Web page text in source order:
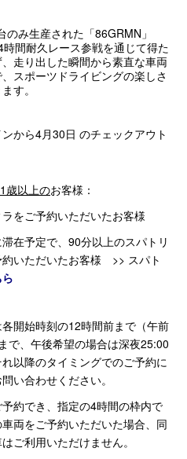
み生産された「86GRMN」
間耐久レース参戦を通じて得た
走り出した瞬間から素直な車両
スポーツドライビングの楽しさ
す。
から4月30日 のチェックアウト
歳以上のお客様：
をご予約いただいたお客様
在予定で、90分以上のスパトリ
いただいたお客様 >> スパト
開始時刻の12時間前まで（午前
で、午後希望の場合は深夜25:00
以降のタイミングでのご予約に
い合わせください。
約でき、指定の4時間の枠内で
両をご予約いただいた場合、同
ご利用いただけません。